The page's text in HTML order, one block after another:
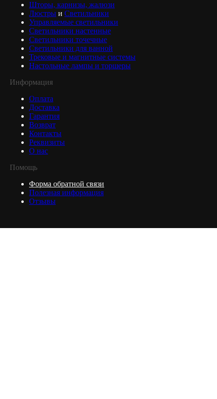
Шторы, карнизы, жалюзи
Люстры и Светильники
Управляемые светильники
Светильники настенные
Светильники точечные
Светильники для ванной
Трековые и магнитные системы
Настольные лампы и торшеры
Информация
Оплата
Доставка
Гарантия
Возврат
Контакты
Реквизиты
О нас
Помощь
Форма обратной связи
Полезная информация
Отзывы